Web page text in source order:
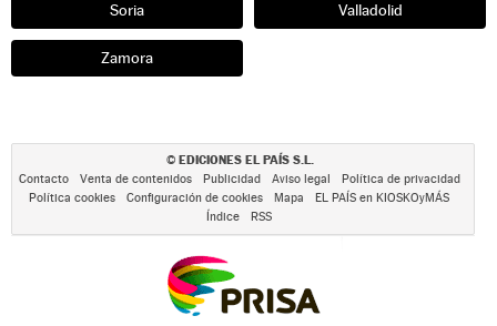
Soria Valladolid
Zamora
© EDICIONES EL PAÍS S.L.
Contacto Venta de contenidos Publicidad Aviso legal
Política de privacidad
Política cookies
Configuración de cookies Mapa
EL PAÍS en KIOSKOyMÁS
Índice
RSS